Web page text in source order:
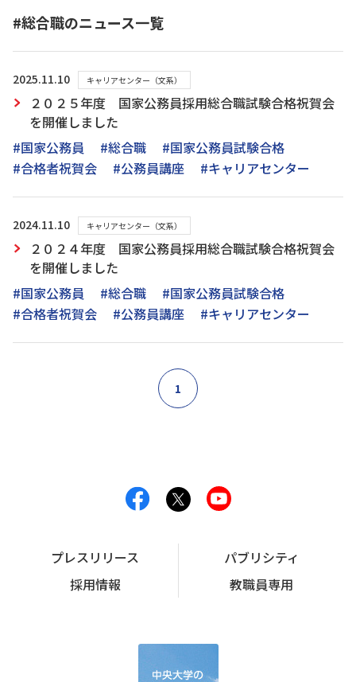
#総合職のニュース一覧
2025.11.10 キャリアセンター（文系）
２０２５年度 国家公務員採用総合職試験合格祝賀会
を開催しました
#国家公務員
#総合職
#国家公務員試験合格
#合格者祝賀会
#公務員講座 #キャリアセンター
2024.11.10 キャリアセンター（文系）
２０２４年度 国家公務員採用総合職試験合格祝賀会
を開催しました
#国家公務員
#総合職
#国家公務員試験合格
#合格者祝賀会
#公務員講座 #キャリアセンター
1
プレスリリース
パブリシティ
採用情報
教職員専用